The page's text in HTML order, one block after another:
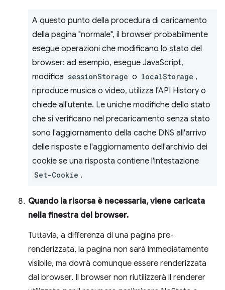
A questo punto della procedura di caricamento
della pagina "normale", il browser probabilmente
esegue operazioni che modificano lo stato del
browser: ad esempio, esegue JavaScript,
modifica sessionStorage o localStorage ,
riproduce musica o video, utilizza l'API History o
chiede all'utente. Le uniche modifiche dello stato
che si verificano nel precaricamento senza stato
sono l'aggiornamento della cache DNS all'arrivo
delle risposte e l'aggiornamento dell'archivio dei
cookie se una risposta contiene l'intestazione
Set-Cookie .
Quando la risorsa è necessaria, viene caricata
nella finestra del browser.
Tuttavia, a differenza di una pagina pre-
renderizzata, la pagina non sarà immediatamente
visibile, ma dovrà comunque essere renderizzata
dal browser. Il browser non riutilizzerà il renderer